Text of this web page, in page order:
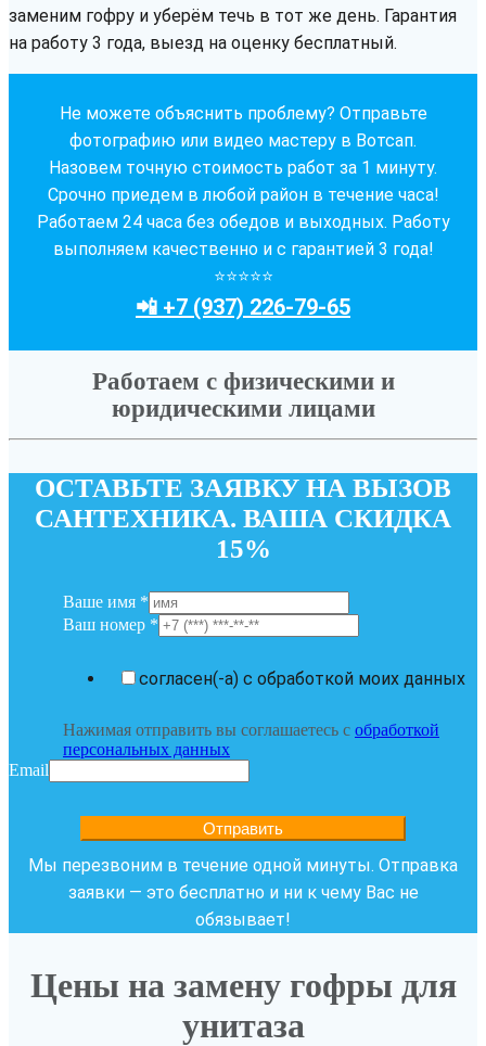
заменим гофру и уберём течь в тот же день. Гарантия
на работу 3 года, выезд на оценку бесплатный.
Не можете объяснить проблему? Отправьте
фотографию или видео мастеру в Вотсап.
Назовем точную стоимость работ за 1 минуту.
Срочно приедем в любой район в течение часа!
Работаем 24 часа без обедов и выходных. Работу
выполняем качественно и с гарантией 3 года!
⭐⭐⭐⭐⭐
📲 +7 (937) 226-79-65
Работаем с физическими и
юридическими лицами
ОСТАВЬТЕ ЗАЯВКУ НА ВЫЗОВ
САНТЕХНИКА. ВАША СКИДКА
15%
Ваше имя *
Ваш номер *
согласен(-а) с обработкой моих данных
Нажимая отправить вы соглашаетесь с обработкой
персональных данных
Email
Отправить
Мы перезвоним в течение одной минуты. Отправка
заявки — это бесплатно и ни к чему Вас не
обязывает!
Цены на замену гофры для
унитаза